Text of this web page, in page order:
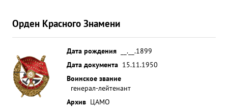
Орден Красного Знамени
Дата рождения
__.__.1899
Дата документа 15.11.1950
Воинское звание
генерал-лейтенант
Архив ЦАМО